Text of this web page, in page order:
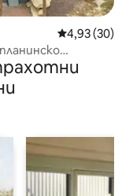
Средна
4,93 (30)